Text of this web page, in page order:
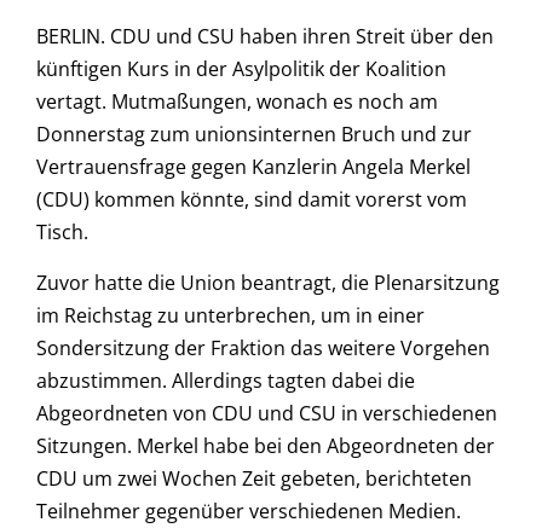
BERLIN. CDU und CSU haben ihren Streit über den
künftigen Kurs in der Asylpolitik der Koalition
vertagt. Mutmaßungen, wonach es noch am
Donnerstag zum unionsinternen Bruch und zur
Vertrauensfrage gegen Kanzlerin Angela Merkel
(CDU) kommen könnte, sind damit vorerst vom
Tisch.
Zuvor hatte die Union beantragt, die Plenarsitzung
im Reichstag zu unterbrechen, um in einer
Sondersitzung der Fraktion das weitere Vorgehen
abzustimmen. Allerdings tagten dabei die
Abgeordneten von CDU und CSU in verschiedenen
Sitzungen. Merkel habe bei den Abgeordneten der
CDU um zwei Wochen Zeit gebeten, berichteten
Teilnehmer gegenüber verschiedenen Medien.